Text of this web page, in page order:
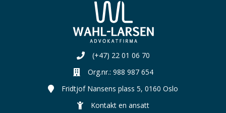
(+47) 22 01 06 70
Organisasjonsnummer:
Org.nr.: 988 987 654
Fridtjof Nansens plass 5, 0160 Oslo
Kontakt en ansatt